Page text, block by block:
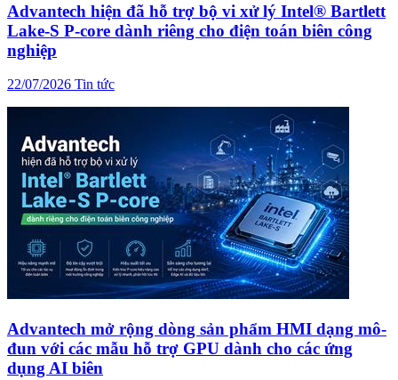
Advantech hiện đã hỗ trợ bộ vi xử lý Intel® Bartlett
Lake-S P-core dành riêng cho điện toán biên công
nghiệp
22/07/2026 Tin tức
Advantech mở rộng dòng sản phẩm HMI dạng mô-
đun với các mẫu hỗ trợ GPU dành cho các ứng
dụng AI biên